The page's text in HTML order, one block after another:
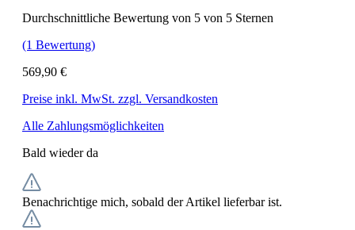
Durchschnittliche Bewertung von 5 von 5 Sternen
(1 Bewertung)
569,90 €
Preise inkl. MwSt. zzgl. Versandkosten
Alle Zahlungsmöglichkeiten
Bald wieder da
Benachrichtige mich, sobald der Artikel lieferbar ist.